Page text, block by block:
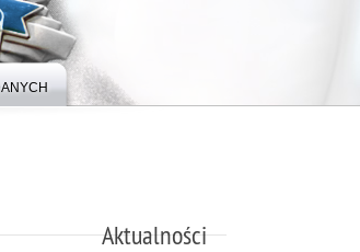
Aktualności